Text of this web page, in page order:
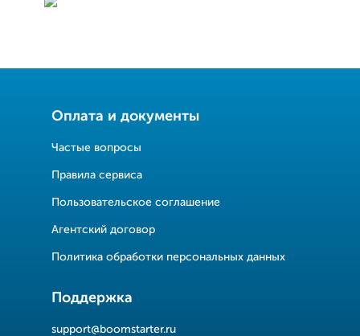
Оплата и документы
Частые вопросы
Правила сервиса
Пользовательское соглашение
Агентский договор
Политика обработки персональных данных
Поддержка
support@boomstarter.ru